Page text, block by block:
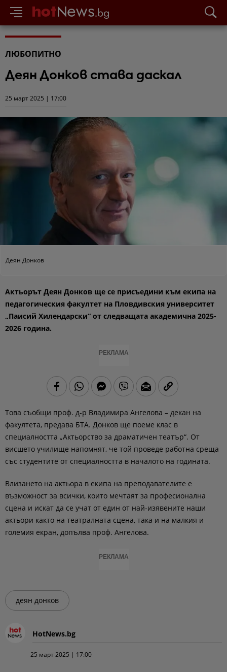
ЛЮБОПИТНО
Деян Донков става даскал
25 март 2025 | 17:00
Деян Донков
Актьорът Деян Донков ще се присъедини към екипа на
педагогическия факултет на Пловдивския университет
„Паисий Хилендарски“ от следващата академична 2025-
2026 година.
РЕКЛАМА
Това съобщи проф. д-р Владимира Ангелова – декан на
факултета, предава БТА. Донков ще поеме клас в
специалността „Актьорство за драматичен театър“. От
висшето училище напомнят, че той проведе работна среща
със студентите от специалността в началото на годината.
Влизането на актьора в екипа на преподавателите е
възможност за всички, които мечтаят за професионална
сцена и искат да се учат от един от най-изявените наши
актьори както на театралната сцена, така и на малкия и
големия екран, допълва проф. Ангелова.
РЕКЛАМА
деян донков
HotNews.bg
25 март 2025 | 17:00